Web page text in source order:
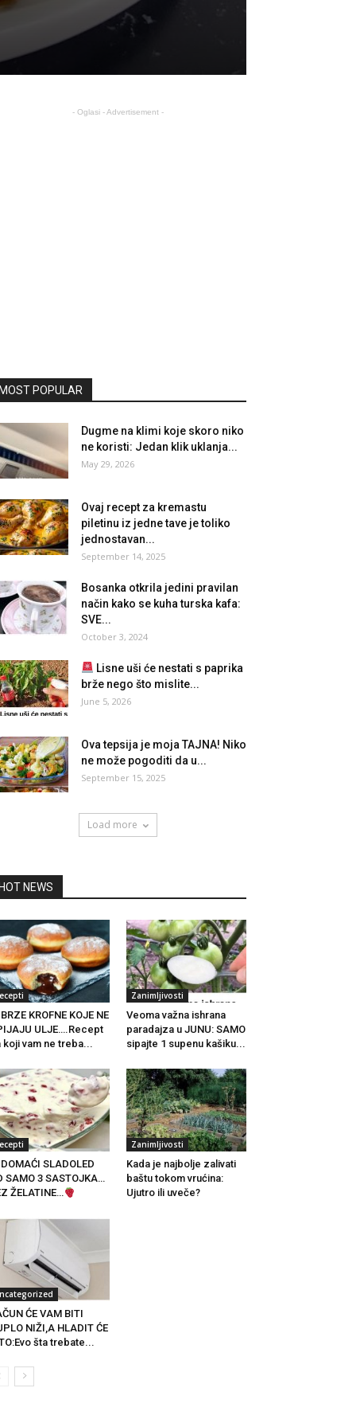
- Oglasi - Advertisement -
POPULAR
Dugme na klimi koje skoro niko
ne koristi: Jedan klik uklanja...
May 29, 2026
Ovaj recept za kremastu
piletinu iz jedne tave je toliko
jednostavan...
September 14, 2025
Bosanka otkrila jedini pravilan
način kako se kuha turska kafa:
SVE...
October 3, 2024
Lisne uši će nestati s paprika
brže nego što mislite...
June 5, 2026
Ova tepsija je moja TAJNA! Niko
ne može pogoditi da u...
September 15, 2025
Load more
NEWS
BRZE KROFNE KOJE NE
ULJE….Recept
koji vam ne treba...
Zanimljivosti
Veoma važna ishrana
paradajza u JUNU: SAMO
sipajte 1 supenu kašiku...
DOMAĆI SLADOLED
SAMO 3 SASTOJKA…
ŽELATINE…
Zanimljivosti
Kada je najbolje zalivati
baštu tokom vrućina:
Ujutro ili uveče?
ĆE VAM BITI
NIŽI,A HLADIT ĆE
šta trebate...